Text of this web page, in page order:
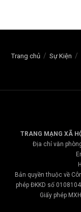
Trang chủ Sự Kiện
TRANG MẠNG XÃ
Địa chỉ văn
Bản quyền thuộc về
phép ĐKKD số
Giấy phép